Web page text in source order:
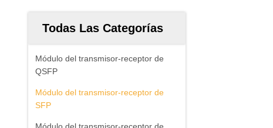
Todas Las Categorías
Módulo del transmisor-receptor de
QSFP
Módulo del transmisor-receptor de
SFP